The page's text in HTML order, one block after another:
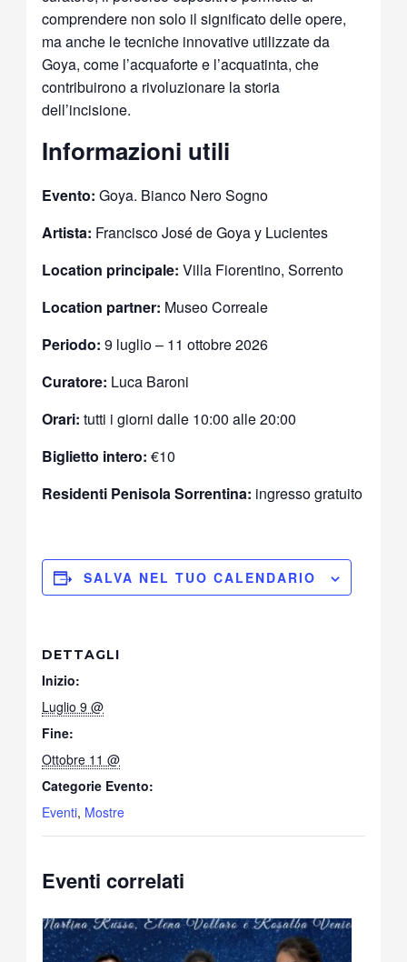
comprendere non solo il significato delle opere,
ma anche le tecniche innovative utilizzate da
Goya, come l’acquaforte e l’acquatinta, che
contribuirono a rivoluzionare la storia
dell’incisione.
Informazioni utili
Evento: Goya. Bianco Nero Sogno
Artista: Francisco José de Goya y Lucientes
Location principale: Villa Fiorentino, Sorrento
Location partner: Museo Correale
Periodo: 9 luglio – 11 ottobre 2026
Curatore: Luca Baroni
Orari: tutti i giorni dalle 10:00 alle 20:00
Biglietto intero: €10
Residenti Penisola Sorrentina: ingresso gratuito
SALVA NEL TUO CALENDARIO
DETTAGLI
Inizio:
Luglio 9 @
Fine:
Ottobre 11 @
Categorie Evento:
Eventi, Mostre
Eventi correlati